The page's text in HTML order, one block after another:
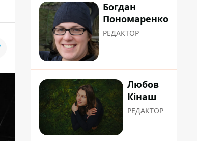
Богдан
Пономаренко
РЕДАКТОР
Любов
Кінаш
РЕДАКТОР